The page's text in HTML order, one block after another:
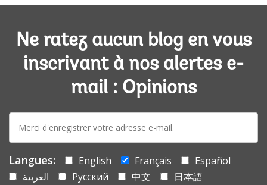
Ne ratez aucun blog en vous
inscrivant à nos alertes e-
mail : Opinions
mail:
Langues: English Français
Español
العربية
Русский 中文
日本語